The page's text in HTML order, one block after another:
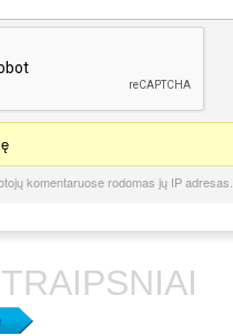
komentaruose rodomas jų IP adresas.